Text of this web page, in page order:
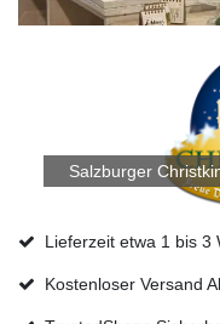
Salzburger
Lieferzeit etwa 1 bis 3
Kostenloser Versand